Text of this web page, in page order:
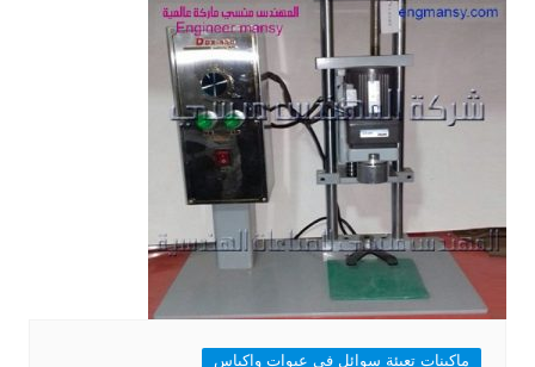
ماكينات تعبئة سوائل فى عبوات واكياس